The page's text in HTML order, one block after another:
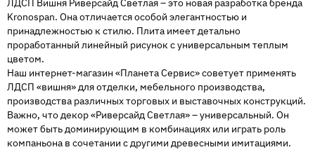
ЛДСП Вишня Риверсайд Светлая – это новая разработка бренда
Kronospan. Она отличается особой элегантностью и
принадлежностью к стилю. Плита имеет детально
проработанный линейный рисунок с универсальным теплым
цветом.
Наш интернет-магазин «Планета Сервис» советует применять
ЛДСП «вишня» для отделки, мебельного производства,
производства различных торговых и выставочных конструкций.
Важно, что декор «Риверсайд Светлая» – универсальный. Он
может быть доминирующим в комбинациях или играть роль
компаньона в сочетании с другими древесными имитациями.